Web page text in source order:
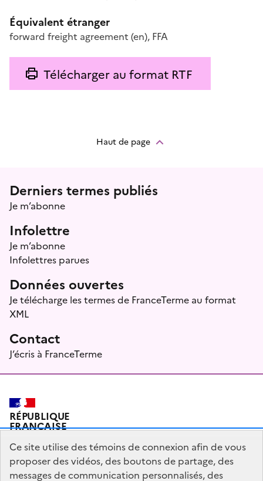
Équivalent étranger
forward freight agreement (en), FFA
Télécharger au format RTF
Haut de page
Menu prefooter
Derniers termes publiés
Je m’abonne
Infolettre
Je m’abonne
Infolettres parues
Données ouvertes
Je télécharge les termes de FranceTerme au format
XML
Contact
J’écris à FranceTerme
RÉPUBLIQUE
FRANÇAISE
Plan du site Mentions légales Qui sommes-nous ?
Ce site utilise des témoins de connexion afin de vous
proposer des vidéos, des boutons de partage, des
messages de communication personnalisés, des